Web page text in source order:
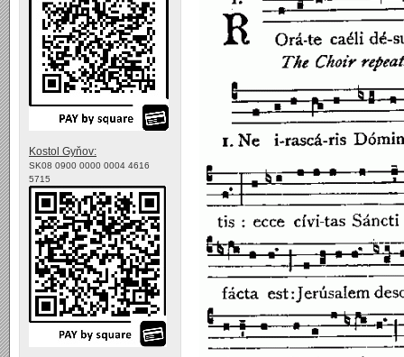
Kostol Gyňov:
SK08 0900 0000 0004 4616
5715